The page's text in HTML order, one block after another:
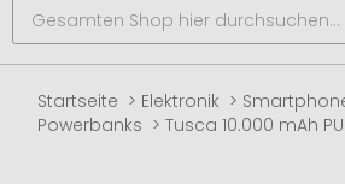
Startseite Elektronik
Powerbanks
Tusca 10.000 mAh